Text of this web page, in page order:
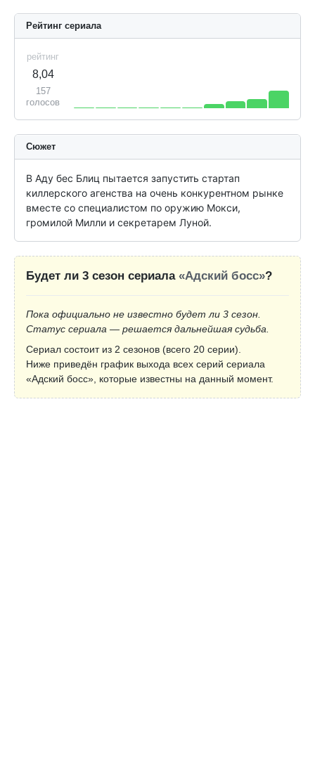
Рейтинг сериала
рейтинг
8,04
157
голосов
Сюжет
В Аду бес Блиц пытается запустить стартап
киллерского агенства на очень конкурентном рынке
вместе со специалистом по оружию Мокси,
громилой Милли и секретарем Луной.
Будет ли 3 сезон сериала «Адский босс»?
Пока официально не известно будет ли 3 сезон.
Статус сериала — решается дальнейшая судьба.
Сериал состоит из 2 сезонов (всего 20 серии).
Ниже приведён график выхода всех серий сериала
«Адский босс», которые известны на данный момент.